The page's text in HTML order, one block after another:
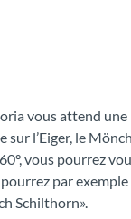
vous attend
l’Eiger, le
vous pourrez
par
Schilthorn».